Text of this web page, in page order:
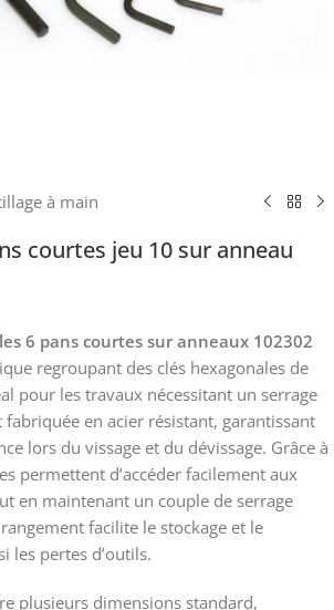
à main
courtes jeu 10 sur anneau
6 pans courtes sur anneaux 102302
regroupant des clés hexagonales de
pour les travaux nécessitant un serrage
fabriquée en acier résistant, garantissant
lors du vissage et du dévissage. Grâce à
permettent d’accéder facilement aux
en maintenant un couple de serrage
rangement facilite le stockage et le
les pertes d’outils.
plusieurs dimensions standard,